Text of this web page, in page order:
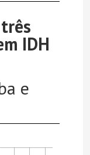
IDH
e